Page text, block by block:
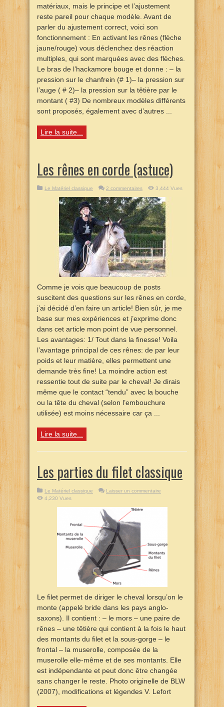
matériaux, mais le principe et l’ajustement
reste pareil pour chaque modèle. Avant de
parler du ajustement correct, voici son
fonctionnement : En activant les rênes (flèche
jaune/rouge) vous déclenchez des réaction
multiples, qui sont marquées avec des flèches.
Le bras de l’hackamore bouge et donne : – la
pression sur le chanfrein (# 1)– la pression sur
l’auge ( # 2)– la pression sur la têtière par le
montant ( #3) De nombreux modèles différents
sont proposés, également avec d’autres ...
Lire la suite...
Les rênes en corde (astuce)
Le Matériel classique 2 commentaires 3,444 Vues
Comme je vois que beaucoup de posts
suscitent des questions sur les rênes en corde,
j’ai décidé d’en faire un article! Bien sûr, je me
base sur mes expériences et j’exprime donc
dans cet article mon point de vue personnel.
Les avantages: 1/ Tout dans la finesse! Voila
l’avantage principal de ces rênes: de par leur
poids et leur matière, elles permettent une
demande très fine! La moindre action est
ressentie tout de suite par le cheval! Je dirais
même que le contact “tendu” avec la bouche
ou la tête du cheval (selon l’embouchure
utilisée) est moins nécessaire car ça ...
Lire la suite...
Les parties du filet classique
Le Matériel classique
Laisser un commentaire
4,230 Vues
Le filet permet de diriger le cheval lorsqu’on le
monte (appelé bride dans les pays anglo-
saxons). Il contient : – le mors – une paire de
rênes – une têtière qui contient à la fois le haut
des montants du filet et la sous-gorge – le
frontal – la muserolle, composée de la
muserolle elle-même et de ses montants. Elle
est indépendante et peut donc être changée
sans changer le reste. Photo originelle de BLW
(2007), modifications et légendes V. Lefort